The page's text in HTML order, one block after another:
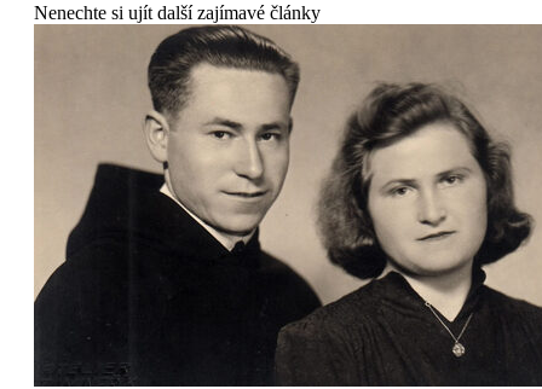
Nenechte si ujít další zajímavé články